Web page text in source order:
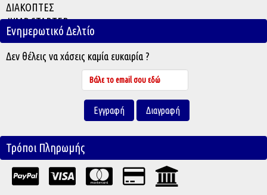
ΔΙΑΚΟΠΤΕΣ
JUMP STARTER
ACCESSORIES
Ενημερωτικό Δελτίο
Δεν θέλεις να χάσεις καμία ευκαιρία ?
Τρόποι Πληρωμής